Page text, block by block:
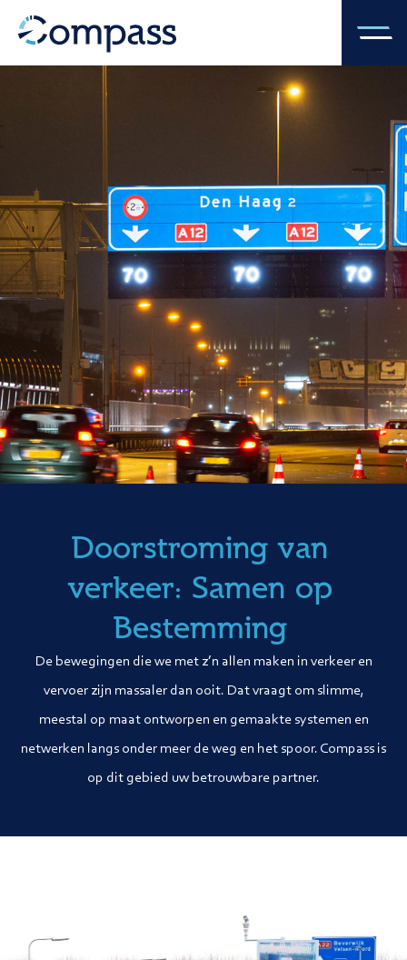
Doorstroming van
verkeer: Samen op
Bestemming
De bewegingen die we met z’n allen maken in verkeer en
vervoer zijn massaler dan ooit. Dat vraagt om slimme,
meestal op maat ontworpen en gemaakte systemen en
netwerken langs onder meer de weg en het spoor. Compass is
op dit gebied uw betrouwbare partner.